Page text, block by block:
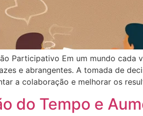
Participativo Em um mundo
e abrangentes. A tomada de
a colaboração e melhorar os
do Tempo e